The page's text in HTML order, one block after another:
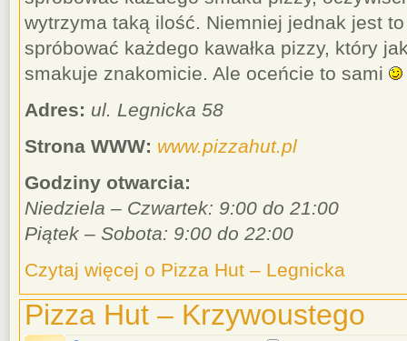
wytrzyma taką ilość. Niemniej jednak jest to
spróbować każdego kawałka pizzy, który
smakuje znakomicie. Ale oceńcie to sami
Adres: ul. Legnicka 58
Strona WWW: www.pizzahut.pl
Godziny otwarcia:
Niedziela – Czwartek: 9:00 do 21:00
Piątek – Sobota: 9:00 do 22:00
Czytaj więcej o Pizza Hut – Legnicka
Pizza Hut – Krzywoustego